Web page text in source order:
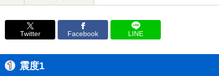
Twitter Facebook LINE
震度1